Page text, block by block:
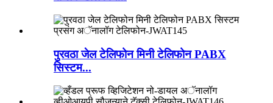
पुरवठा जेल टेलिफोन मिनी टेलिफोन PABX
सिस्टम...